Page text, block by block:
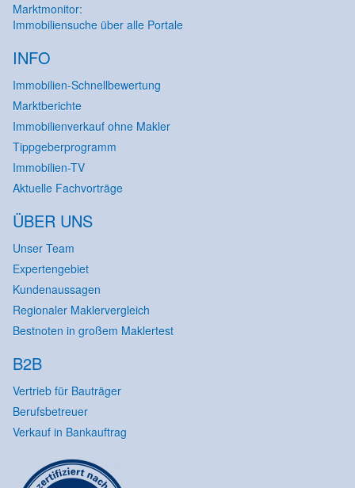
Marktmonitor:
Immobiliensuche über alle Portale
INFO
Immobilien-Schnellbewertung
Marktberichte
Immobilienverkauf ohne Makler
Tippgeberprogramm
Immobilien-TV
Aktuelle Fachvorträge
ÜBER UNS
Unser Team
Expertengebiet
Kundenaussagen
Regionaler Maklervergleich
Bestnoten in großem Maklertest
B2B
Vertrieb für Bauträger
Berufsbetreuer
Verkauf in Bankauftrag